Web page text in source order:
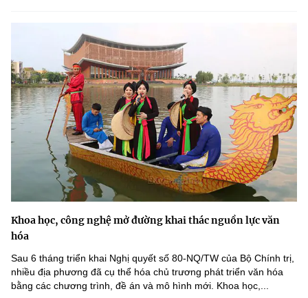
Khoa học, công nghệ mở đường khai thác nguồn lực văn
hóa
Sau 6 tháng triển khai Nghị quyết số 80-NQ/TW của Bộ Chính trị,
nhiều địa phương đã cụ thể hóa chủ trương phát triển văn hóa
bằng các chương trình, đề án và mô hình mới. Khoa học,...